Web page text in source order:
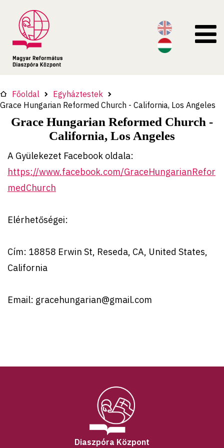
Főoldal
Egyháztestek
Grace Hungarian Reformed Church - California, Los Angeles
Grace Hungarian Reformed Church -
California, Los Angeles
A Gyülekezet Facebook oldala:
https://www.facebook.com/GraceHungarianRefor
medChurch
Elérhetőségei:
Cím: 18858 Erwin St, Reseda, CA, United States,
California
Email: gracehungarian@gmail.com
Diaszpóra Központ